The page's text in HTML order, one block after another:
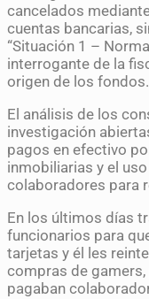
cancelados
cuentas bancarias,
“Situación 1 –
interrogante de la
origen de los fondos.
El análisis de los
investigación
pagos en efectivo
inmobiliarias y el
colaboradores para
En los últimos días
funcionarios para
tarjetas y él les
compras de
pagaban